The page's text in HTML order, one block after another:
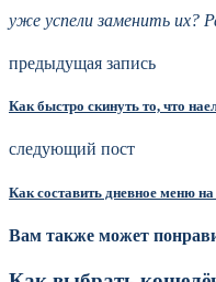
уже успели заменить их?
предыдущая запись
Как быстро скинуть то, что
следующий пост
Как составить дневное меню
Вам также может